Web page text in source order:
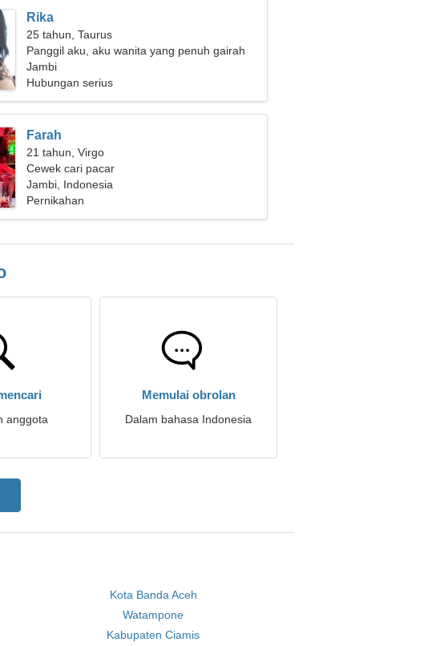
Rika
25 tahun, Taurus
Panggil aku, aku wanita yang penuh gairah
Jambi
Hubungan serius
Farah
21 tahun, Virgo
Cewek cari pacar
Jambi, Indonesia
Pernikahan
anggota
Memulai obrolan
Dalam bahasa Indonesia
Kota Banda Aceh
Watampone
Kabupaten Ciamis